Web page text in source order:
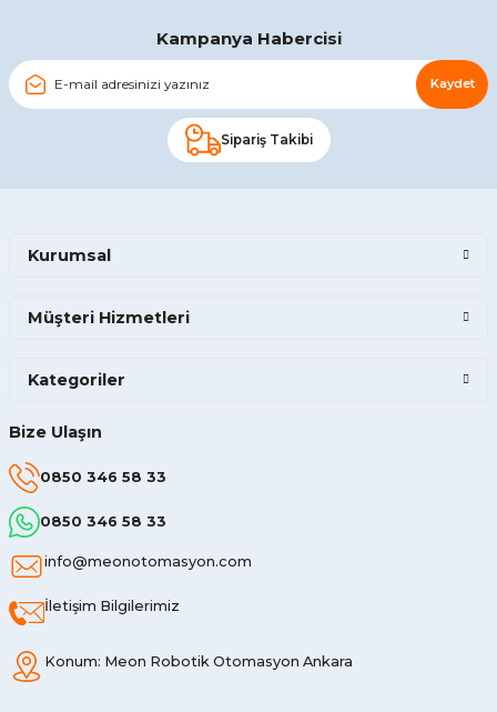
Kampanya Habercisi
Kaydet
Sipariş Takibi
Bize Ulaşın
0850 346 58 33
0850 346 58 33
info@meonotomasyon.com
İletişim Bilgilerimiz
Konum: Meon Robotik Otomasyon Ankara
Kurumsal
Müşteri Hizmetleri
Kategoriler